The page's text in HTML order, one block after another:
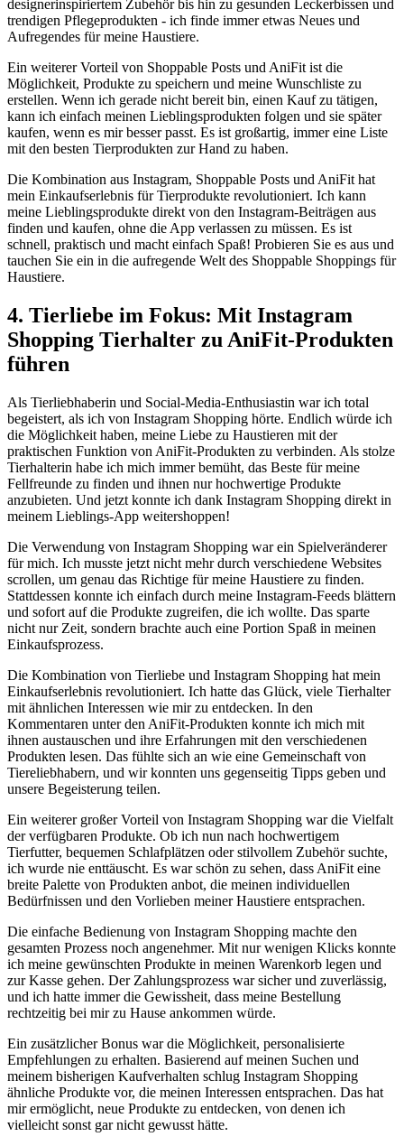
designerinspiriertem Zubehör bis hin zu gesunden Leckerbissen und⁤
trendigen Pflegeprodukten ⁣- ich finde immer etwas Neues und
Aufregendes für meine Haustiere.
Ein weiterer Vorteil⁤ von Shoppable⁣ Posts und AniFit ist die
Möglichkeit, Produkte zu speichern und meine Wunschliste ​zu
erstellen. Wenn ich gerade⁣ nicht bereit bin, einen Kauf ‍zu tätigen,
kann ich einfach meinen‌ Lieblingsprodukten ⁣folgen und sie später
kaufen, wenn es mir besser passt. Es ist großartig,⁤ immer eine⁢ Liste
mit den besten Tierprodukten‌ zur⁢ Hand ⁤zu haben.
Die⁢ Kombination aus Instagram, ⁢Shoppable Posts ‌und AniFit ​hat
mein Einkaufserlebnis für Tierprodukte revolutioniert. Ich ‍kann
meine Lieblingsprodukte direkt von den Instagram-Beiträgen aus
finden ​und kaufen,​ ohne die App ⁤verlassen zu müssen. Es ist
schnell, praktisch und macht einfach Spaß! Probieren Sie es aus und
⁣tauchen‌ Sie ein ‍in die aufregende ⁤Welt ⁣des Shoppable Shoppings für
Haustiere.
4. Tierliebe ‌im Fokus: ⁣Mit⁣ Instagram
Shopping Tierhalter zu AniFit-Produkten
führen
Als Tierliebhaberin und Social-Media-Enthusiastin war ich ⁤total
begeistert, als ich von ​Instagram Shopping hörte. Endlich würde ich
die Möglichkeit haben,⁢ meine Liebe zu Haustieren mit‌ der
praktischen ⁢Funktion von AniFit-Produkten zu⁤ verbinden. Als ‍stolze
Tierhalterin habe ich mich immer bemüht,⁤ das Beste für meine
Fellfreunde zu finden ​und ihnen nur ‌hochwertige Produkte
‌anzubieten.⁤ Und jetzt konnte ‌ich dank Instagram Shopping direkt in
meinem Lieblings-App weitershoppen!
Die Verwendung von ‌Instagram‌ Shopping war ein Spielveränderer
‌für mich. Ich musste jetzt nicht ⁢mehr durch verschiedene Websites
scrollen, um​ genau‌ das Richtige für meine⁢ Haustiere zu​ finden.
Stattdessen konnte ich einfach ‍durch meine Instagram-Feeds​ blättern
‌und sofort auf die Produkte​ zugreifen, die‍ ich‌ wollte. Das ‍sparte​
nicht nur ⁣Zeit, sondern brachte​ auch eine Portion⁣ Spaß in meinen
‌Einkaufsprozess.
Die Kombination⁢ von Tierliebe und ⁣Instagram Shopping hat‌ mein
Einkaufserlebnis revolutioniert. Ich hatte ⁣das Glück, viele ⁣Tierhalter
mit ähnlichen⁤ Interessen ‍wie ⁢mir zu entdecken. In den
Kommentaren unter den ⁢AniFit-Produkten konnte ich mich‍ mit
ihnen austauschen und ihre Erfahrungen mit den verschiedenen
⁣Produkten lesen. ‌Das fühlte ⁣sich an wie​ eine ‍Gemeinschaft von
Tiereliebhabern, und wir ‍konnten uns ​gegenseitig Tipps geben und
unsere⁣ Begeisterung teilen.
Ein weiterer großer ⁣Vorteil von ‌Instagram Shopping⁣ war die⁤ Vielfalt
der verfügbaren Produkte. Ob ich⁤ nun nach⁤ hochwertigem‍
Tierfutter, bequemen Schlafplätzen oder stilvollem Zubehör⁣ suchte,
ich wurde‍ nie enttäuscht. Es war ‌schön zu sehen, dass AniFit eine
breite Palette von ⁢Produkten anbot, ⁤die ​meinen individuellen
Bedürfnissen ​und den Vorlieben meiner Haustiere‌ entsprachen.
Die einfache⁢ Bedienung von Instagram Shopping ​machte den
gesamten Prozess noch angenehmer. Mit nur wenigen Klicks​ konnte
ich meine gewünschten Produkte in​ meinen Warenkorb legen⁢ und
zur Kasse gehen. Der Zahlungsprozess‌ war ⁤sicher und zuverlässig,
und ich hatte‍ immer die Gewissheit, dass meine‌ Bestellung
rechtzeitig bei mir⁤ zu Hause ankommen würde.
Ein zusätzlicher Bonus war ‌die⁣ Möglichkeit, personalisierte
Empfehlungen‍ zu‌ erhalten. Basierend auf meinen Suchen⁤ und
meinem bisherigen Kaufverhalten schlug Instagram⁣ Shopping
ähnliche Produkte vor, die meinen Interessen⁢ entsprachen. Das ​hat
mir ermöglicht, neue Produkte zu entdecken, von ​denen ich
vielleicht sonst gar nicht gewusst hätte.